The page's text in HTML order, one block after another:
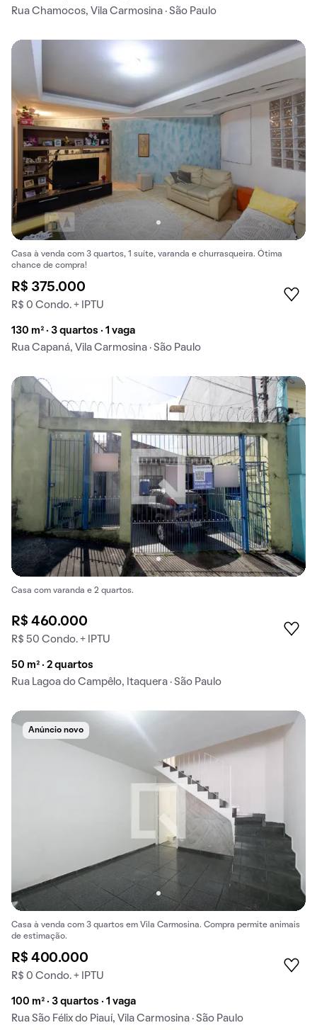
Rua Chamocos, Vila Carmosina · São Paulo
Casa à venda com 3 quartos, 1 suíte, varanda e churrasqueira. Ótima
chance de compra!
R$ 375.000
R$ 0 Condo. + IPTU
130 m² · 3 quartos · 1 vaga
Rua Capaná, Vila Carmosina · São Paulo
Casa com varanda e 2 quartos.
R$ 460.000
R$ 50 Condo. + IPTU
50 m² · 2 quartos
Rua Lagoa do Campêlo, Itaquera · São Paulo
Anúncio novo
Casa à venda com 3 quartos em Vila Carmosina. Compra permite animais
de estimação.
R$ 400.000
R$ 0 Condo. + IPTU
100 m² · 3 quartos · 1 vaga
Rua São Félix do Piauí, Vila Carmosina · São Paulo